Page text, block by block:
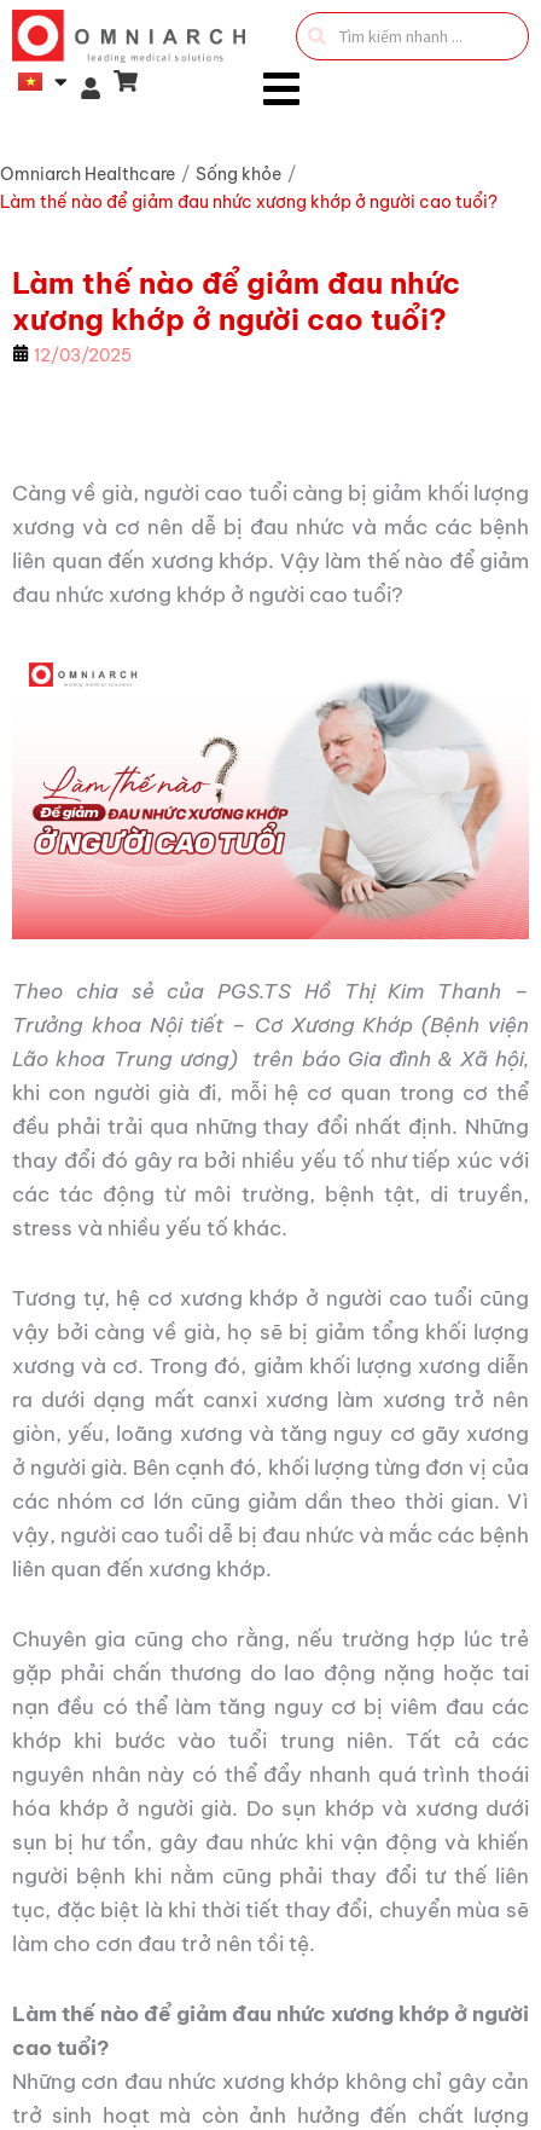
Search
...
Omniarch Healthcare / Sống khỏe /
Làm thế nào để giảm đau nhức xương khớp ở người cao tuổi?
Làm thế nào để giảm đau nhức
xương khớp ở người cao tuổi?
12/03/2025
Càng về già, người cao tuổi càng bị giảm khối lượng
xương và cơ nên dễ bị đau nhức và mắc các bệnh
liên quan đến xương khớp. Vậy làm thế nào để giảm
đau nhức xương khớp ở người cao tuổi?
Theo chia sẻ của PGS.TS Hồ Thị Kim Thanh –
Trưởng khoa Nội tiết – Cơ Xương Khớp (Bệnh viện
Lão khoa Trung ương) trên báo Gia đình & Xã hội,
khi con người già đi, mỗi hệ cơ quan trong cơ thể
đều phải trải qua những thay đổi nhất định. Những
thay đổi đó gây ra bởi nhiều yếu tố như tiếp xúc với
các tác động từ môi trường, bệnh tật, di truyền,
stress và nhiều yếu tố khác.
Tương tự, hệ cơ xương khớp ở người cao tuổi cũng
vậy bởi càng về già, họ sẽ bị giảm tổng khối lượng
xương và cơ. Trong đó, giảm khối lượng xương diễn
ra dưới dạng mất canxi xương làm xương trở nên
giòn, yếu, loãng xương và tăng nguy cơ gãy xương
ở người già. Bên cạnh đó, khối lượng từng đơn vị của
các nhóm cơ lớn cũng giảm dần theo thời gian. Vì
vậy, người cao tuổi dễ bị đau nhức và mắc các bệnh
liên quan đến xương khớp.
Chuyên gia cũng cho rằng, nếu trường hợp lúc trẻ
gặp phải chấn thương do lao động nặng hoặc tai
nạn đều có thể làm tăng nguy cơ bị viêm đau các
khớp khi bước vào tuổi trung niên. Tất cả các
nguyên nhân này có thể đẩy nhanh quá trình thoái
hóa khớp ở người già. Do sụn khớp và xương dưới
sụn bị hư tổn, gây đau nhức khi vận động và khiến
người bệnh khi nằm cũng phải thay đổi tư thế liên
tục, đặc biệt là khi thời tiết thay đổi, chuyển mùa sẽ
làm cho cơn đau trở nên tồi tệ.
Làm thế nào để giảm đau nhức xương khớp ở người
cao tuổi?
Những cơn đau nhức xương khớp không chỉ gây cản
trở sinh hoạt mà còn ảnh hưởng đến chất lượng